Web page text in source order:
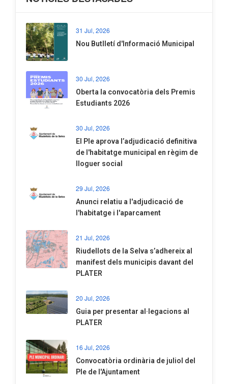
31 Jul, 2026
Nou Butlletí d'Informació Municipal
30 Jul, 2026
Oberta la convocatòria dels Premis
Estudiants 2026
30 Jul, 2026
El Ple aprova l’adjudicació definitiva
de l'habitatge municipal en règim de
lloguer social
29 Jul, 2026
Anunci relatiu a l'adjudicació de
l'habitatge i l'aparcament
21 Jul, 2026
Riudellots de la Selva s’adhereix al
manifest dels municipis davant del
PLATER
20 Jul, 2026
​Guia per presentar al·legacions al
PLATER
16 Jul, 2026
Convocatòria ordinària de juliol del
Ple de l'Ajuntament